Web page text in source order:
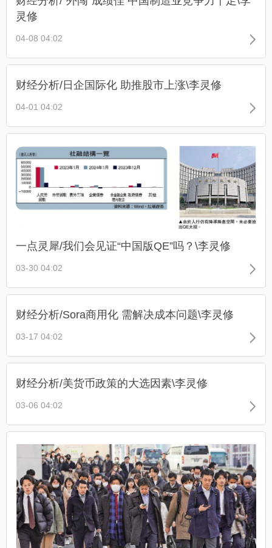
灵修
04-08 04:02
财经分析/日企国际化 助推股市上涨\李灵修
04-01 04:02
一点灵犀/我们会见证“中国版QE”吗？\李灵修
03-30 04:02
财经分析/Sora商用化 需解决成本问题\李灵修
03-17 04:02
财经分析/美货币政策的大选因素\李灵修
03-06 04:02